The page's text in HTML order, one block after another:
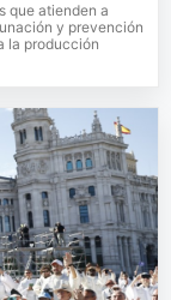
que atienden a
y prevención
la producción